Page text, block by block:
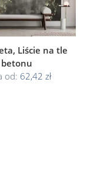
Liście na tle
betonu
od: 62,42 zł